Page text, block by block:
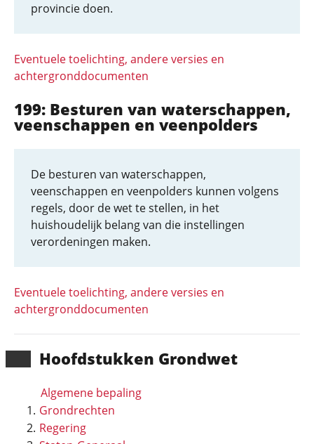
Hoofd­stukken Grondwet
Algemene bepaling
Grondrechten
Regering
provincie doen.
Eventuele toelichting, andere versies en
achtergronddocumenten
199: Besturen van waterschappen,
veenschappen en veenpolders
De besturen van waterschappen,
veenschappen en veenpolders kunnen volgens
regels, door de wet te stellen, in het
huishoudelijk belang van die instellingen
verordeningen maken.
Eventuele toelichting, andere versies en
achtergronddocumenten